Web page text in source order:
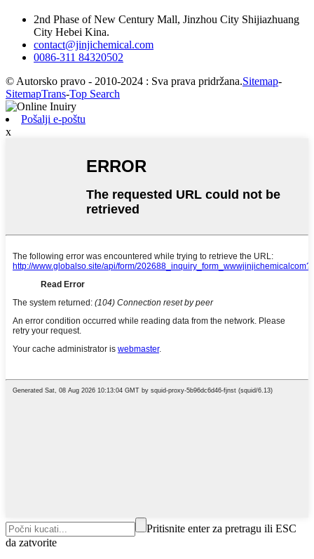
2nd Phase of New Century Mall, Jinzhou City Shijiazhuang
City Hebei Kina.
contact@jinjichemical.com
0086-311 84320502
© Autorsko pravo - 2010-2024 : Sva prava pridržana.Sitemap-
SitemapTrans-Top Search
Pošalji e-poštu
x
Pritisnite enter za pretragu ili ESC
da zatvorite